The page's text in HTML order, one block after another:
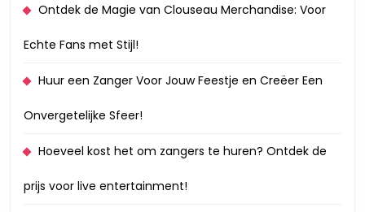
Ontdek de Magie van Clouseau Merchandise: Voor
Echte Fans met Stijl!
Huur een Zanger Voor Jouw Feestje en Creëer Een
Onvergetelijke Sfeer!
Hoeveel kost het om zangers te huren? Ontdek de
prijs voor live entertainment!